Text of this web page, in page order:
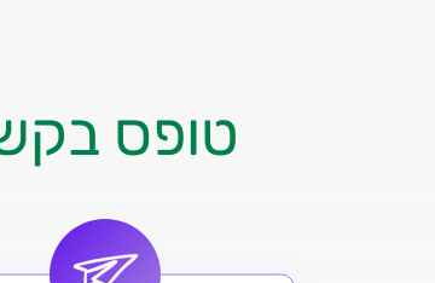
טופס